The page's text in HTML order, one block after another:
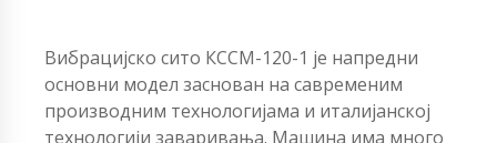
Вибрацијско сито КССМ-120-1 је напредни
основни модел заснован на савременим
производним технологијама и италијанској
технологији заваривања. Машина има много